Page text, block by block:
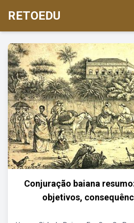
RETOEDU
Conjuração baiana
objetivos,